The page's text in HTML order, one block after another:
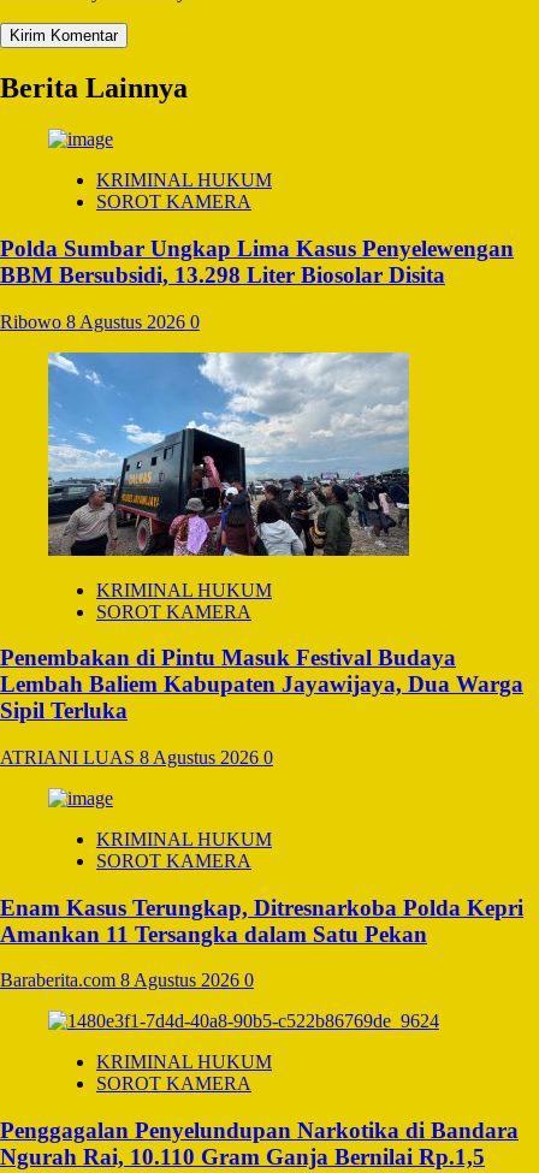
Berita Lainnya
KRIMINAL HUKUM
SOROT KAMERA
Polda Sumbar Ungkap Lima Kasus Penyelewengan
BBM Bersubsidi, 13.298 Liter Biosolar Disita
Ribowo 8 Agustus 2026 0
KRIMINAL HUKUM
SOROT KAMERA
Penembakan di Pintu Masuk Festival Budaya
Lembah Baliem Kabupaten Jayawijaya, Dua Warga
Sipil Terluka
ATRIANI LUAS 8 Agustus 2026 0
KRIMINAL HUKUM
SOROT KAMERA
Enam Kasus Terungkap, Ditresnarkoba Polda Kepri
Amankan 11 Tersangka dalam Satu Pekan
Baraberita.com 8 Agustus 2026 0
KRIMINAL HUKUM
SOROT KAMERA
Penggagalan Penyelundupan Narkotika di Bandara
Ngurah Rai, 10.110 Gram Ganja Bernilai Rp.1,5